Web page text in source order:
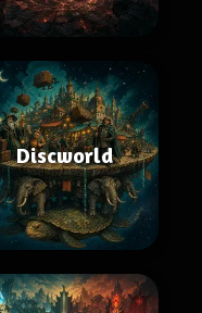
Discworld